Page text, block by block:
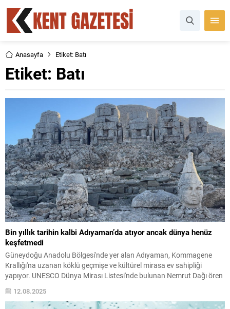
Anasayfa Etiket: Batı
Etiket: Batı
Bin yıllık tarihin kalbi Adıyaman’da atıyor ancak dünya henüz
keşfetmedi
Güneydoğu Anadolu Bölgesi'nde yer alan Adıyaman, Kommagene
Krallığı'na uzanan köklü geçmişe ve kültürel mirasa ev sahipliği
yapıyor. UNESCO Dünya Mirası Listesi'nde bulunan Nemrut Dağı ören
12.08.2025